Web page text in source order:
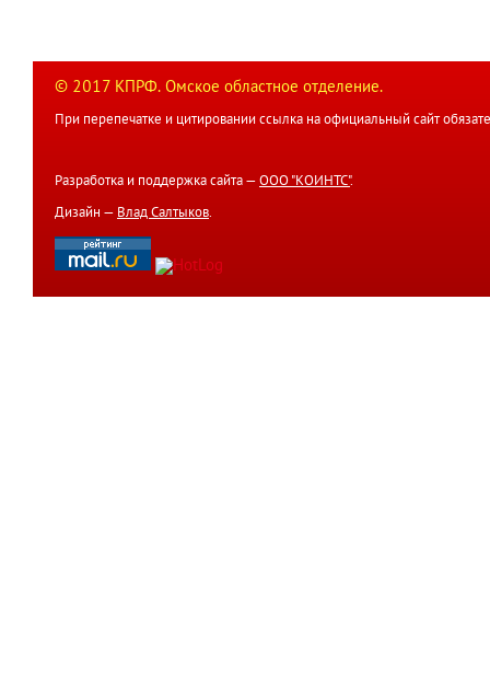
© 2017 КПРФ. Омское областное отделение.
При перепечатке и цитировании ссылка на официальный сайт
Разработка и поддержка сайта — ООО "КОИНТС".
Дизайн — Влад Салтыков.